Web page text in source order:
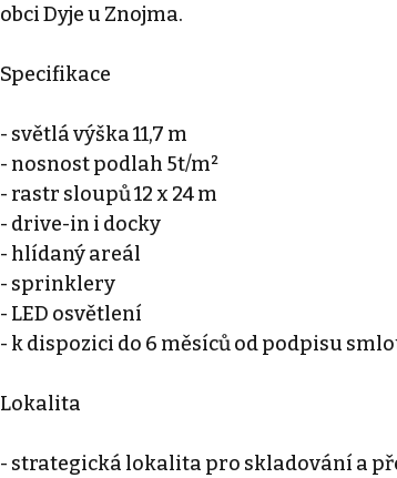
obci Dyje u Znojma.
Specifikace
- světlá výška 11,7 m
- nosnost podlah 5t/m²
- rastr sloupů 12 x 24 m
- drive-in i docky
- hlídaný areál
- sprinklery
- LED osvětlení
- k dispozici do 6 měsíců od podpisu
Lokalita
- strategická lokalita pro skladování a